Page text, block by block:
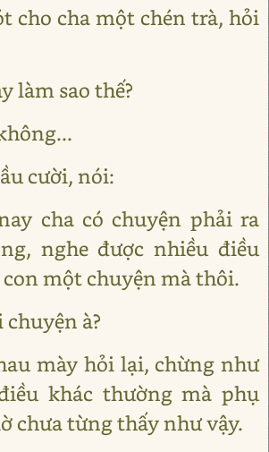
cho cha một chén trà, hỏi
làm sao thế?
cười, nói:
cha có chuyện phải ra
nghe được nhiều điều
một chuyện mà thôi.
à?
mày hỏi lại, chừng như
khác thường mà phụ
chưa từng thấy như vậy.